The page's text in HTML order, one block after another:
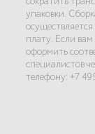
упаковки.
плату. Если
оформить
специалистов
телефону: +7